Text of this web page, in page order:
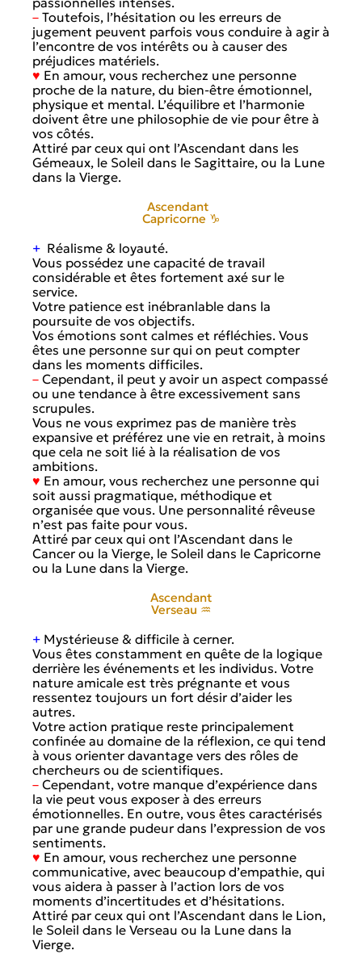
– Toutefois, l’hésitation ou les erreurs de
jugement peuvent parfois vous conduire à agir à
l’encontre de vos intérêts ou à causer des
préjudices matériels.
♥ En amour, vous recherchez une personne
proche de la nature, du bien-être émotionnel,
physique et mental. L’équilibre et l’harmonie
doivent être une philosophie de vie pour être à
vos côtés.
Attiré par ceux qui ont l’Ascendant dans les
Gémeaux, le Soleil dans le Sagittaire, ou la Lune
dans la Vierge.
Ascendant
Capricorne ♑
+ Réalisme & loyauté.
Vous possédez une capacité de travail
considérable et êtes fortement axé sur le
service.
Votre patience est inébranlable dans la
poursuite de vos objectifs.
Vos émotions sont calmes et réfléchies. Vous
êtes une personne sur qui on peut compter
dans les moments difficiles.
– Cependant, il peut y avoir un aspect compassé
ou une tendance à être excessivement sans
scrupules.
Vous ne vous exprimez pas de manière très
expansive et préférez une vie en retrait, à moins
que cela ne soit lié à la réalisation de vos
ambitions.
♥ En amour, vous recherchez une personne qui
soit aussi pragmatique, méthodique et
organisée que vous. Une personnalité rêveuse
n’est pas faite pour vous.
Attiré par ceux qui ont l’Ascendant dans le
Cancer ou la Vierge, le Soleil dans le Capricorne
ou la Lune dans la Vierge.
Ascendant
Verseau ♒
+ Mystérieuse & difficile à cerner.
Vous êtes constamment en quête de la logique
derrière les événements et les individus. Votre
nature amicale est très prégnante et vous
ressentez toujours un fort désir d’aider les
autres.
Votre action pratique reste principalement
confinée au domaine de la réflexion, ce qui tend
à vous orienter davantage vers des rôles de
chercheurs ou de scientifiques.
– Cependant, votre manque d’expérience dans
la vie peut vous exposer à des erreurs
émotionnelles. En outre, vous êtes caractérisés
par une grande pudeur dans l’expression de vos
sentiments.
♥ En amour, vous recherchez une personne
communicative, avec beaucoup d’empathie, qui
vous aidera à passer à l’action lors de vos
moments d’incertitudes et d’hésitations.
Attiré par ceux qui ont l’Ascendant dans le Lion,
le Soleil dans le Verseau ou la Lune dans la
Vierge.